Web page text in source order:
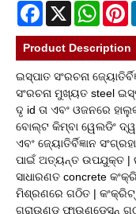
Facebook
X
Product Description
ଇସ୍ପାତ ସଂରଚନା
ସଂରଚନା ମୁଖ୍ୟତ steel
ଦୃ id ତା ଏବଂ ଓଜନରେ
ବୋଲ୍ଟ କିମ୍ବା ୱେଲଡିଂ
ଏବଂ ଜ୍ୟୋତିର୍ବିଜ୍ଞାନ
ପାଇଁ ଅତ୍ୟନ୍ତ ଉପଯୁକ୍ତ |
ସାଧାରଣତ concrete
ମିଶ୍ରଣରେ ଗଠିତ |
ଗ୍ରାଉଣ୍ଡ ଫାଉଣ୍ଡେସନ୍